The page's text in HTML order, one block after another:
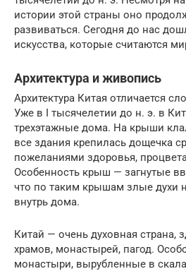
истории этой страны оно
развиваться. Сегодня до нас
искусства, которые считаются
Архитектура и живопись
Архитектура Китая отличается
Уже в I тысячелетии до н. э. в
трехэтажные дома. На крыши
все здания крепилась дощечка
пожеланиями здоровья,
Особенность крыш — загнутые
что по таким крышам злые духи
внутрь дома.
Китай — очень духовная страна,
храмов, монастырей, пагод.
монастыри, вырубленные в